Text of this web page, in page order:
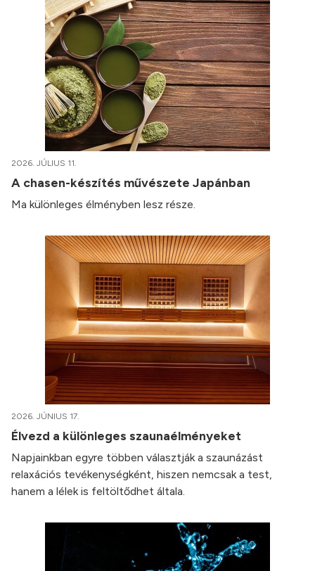
2026. JÚLIUS 11.
A chasen-készítés művészete Japánban
Ma különleges élményben lesz része.
2026. JÚNIUS 17.
Élvezd a különleges szaunaélményeket
Napjainkban egyre többen választják a szaunázást
relaxációs tevékenységként, hiszen nemcsak a test,
hanem a lélek is feltöltődhet általa.